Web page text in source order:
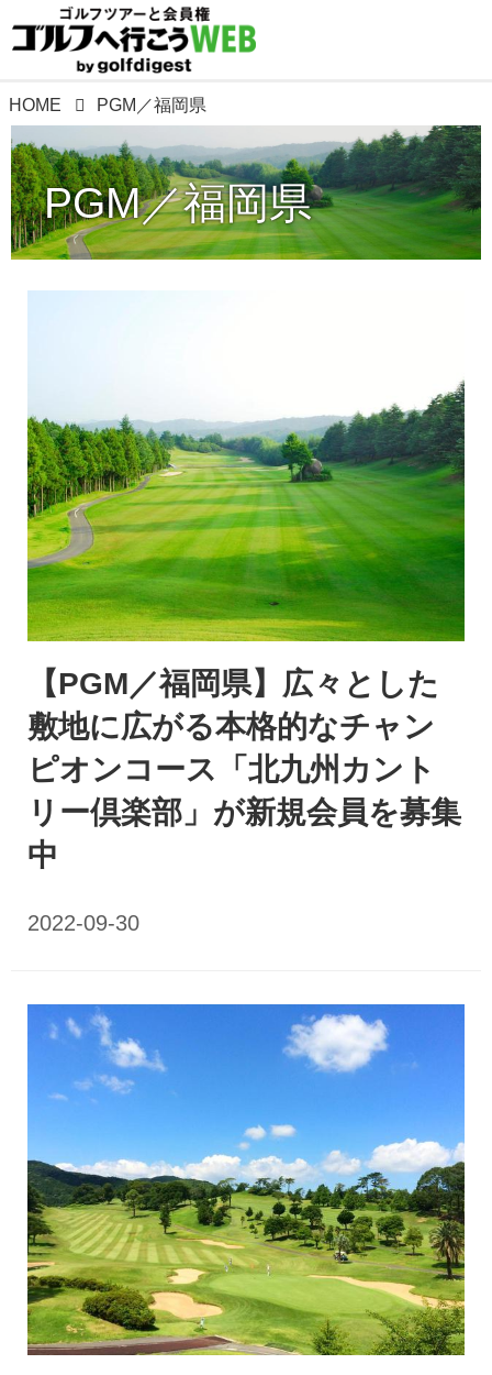
HOME PGM／福岡県
PGM／福岡県
【PGM／福岡県】広々とした
敷地に広がる本格的なチャン
ピオンコース「北九州カント
リー倶楽部」が新規会員を募集
中